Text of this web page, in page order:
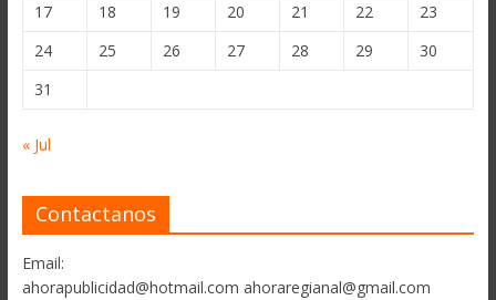
17
18 19 20 21 22
23
24
25 26 27 28 29
30
31
« Jul
Contactanos
Email:
ahorapublicidad@hotmail.com ahoraregianal@gmail.com